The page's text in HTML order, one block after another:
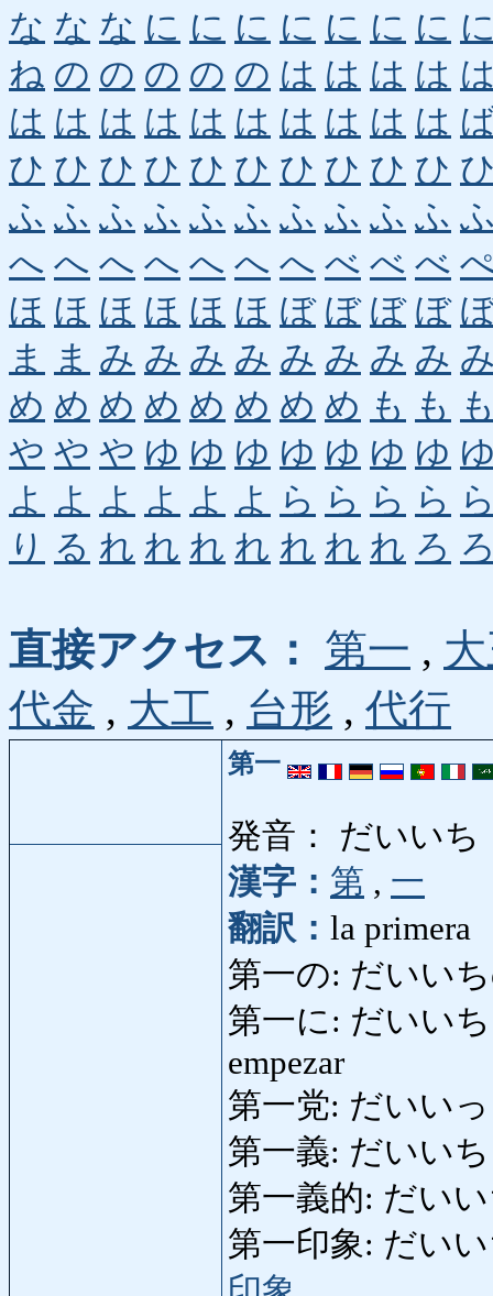
な な な に に に に に に に
ね の の の の の は は は は
は は は は は は は は は は
ひ ひ ひ ひ ひ ひ ひ ひ ひ ひ
ふ ふ ふ ふ ふ ふ ふ ふ ふ ふ
へ へ へ へ へ へ へ べ べ べ
ほ ほ ほ ほ ほ ほ ぼ ぼ ぼ ぼ
ま
ま み み み み み み み み
め め め め め め め め も も
や や や ゆ ゆ ゆ ゆ ゆ ゆ ゆ
よ よ よ よ よ よ ら ら ら ら
り る れ れ れ れ れ れ れ ろ
直接アクセス： 第一 ,
代金 , 大工 , 台形 , 代行
第一
発音： だいいち
漢字： 第 , 一
翻訳： la primera
第一の: だいい
第一に: だいいち
empezar
第一党: だいい
第一義: だいい
第一義的: だい
第一印象: だい